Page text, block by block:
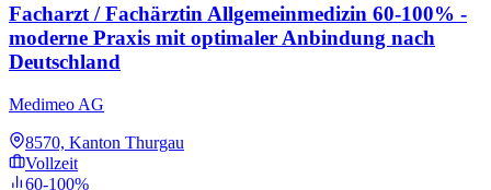
Facharzt / Fachärztin Allgemeinmedizin 60-100% -
moderne Praxis mit optimaler Anbindung nach
Deutschland
Medimeo AG
8570, Kanton Thurgau
Vollzeit
60-100%